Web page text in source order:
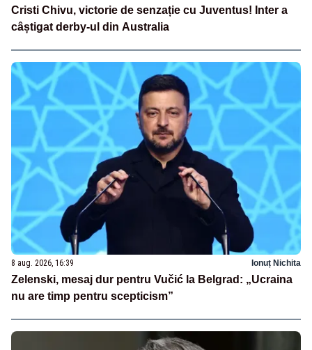
Cristi Chivu, victorie de senzație cu Juventus! Inter a
câștigat derby-ul din Australia
8 aug. 2026, 16:39 Ionuț Nichita
Zelenski, mesaj dur pentru Vučić la Belgrad: „Ucraina
nu are timp pentru scepticism”